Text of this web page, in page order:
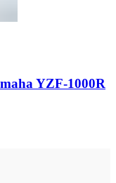
YZF-1000R